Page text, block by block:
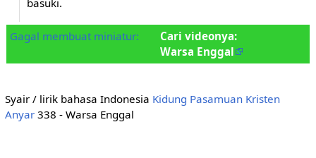
basuki.
Gagal membuat miniatur:
Cari videonya:
Warsa Enggal
Syair / lirik bahasa Indonesia Kidung Pasamuan Kristen
Anyar338 - Warsa Enggal